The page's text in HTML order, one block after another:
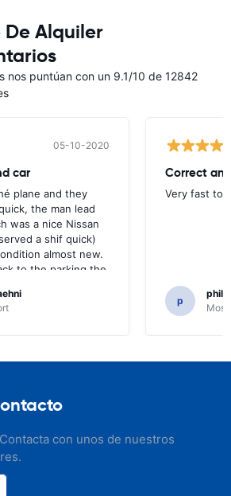
De Alquiler
nos puntúan con un 9.1/10 de 12842
05-10-2020
car
plane and they
the man lead
was a nice Nissan
a shif quick)
almost new.
to the parking the
5 minutes and after
Very friendly and
this
Correct
Very fast to
p
con unos de nuestros